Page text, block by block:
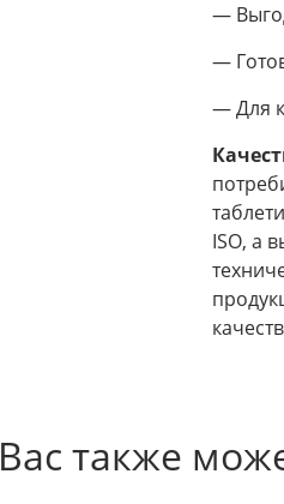
—
—
— Для
ISO, а
Вас также